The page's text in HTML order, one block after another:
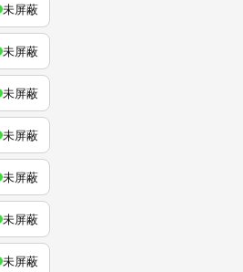
未屏蔽
未屏蔽
未屏蔽
未屏蔽
未屏蔽
未屏蔽
未屏蔽